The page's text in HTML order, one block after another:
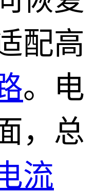
配高
。电
，总
流